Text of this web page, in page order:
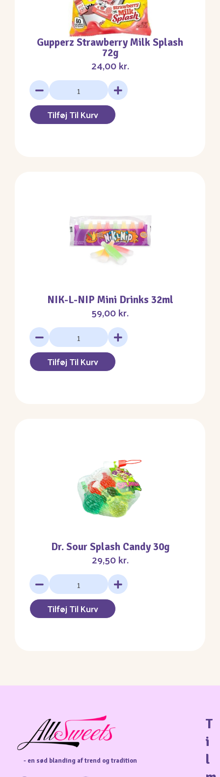
Gupperz Strawberry Milk Splash
72g
24,00kr.
Tilføj Til Kurv
NIK-L-NIP Mini Drinks 32ml
59,00kr.
Tilføj Til Kurv
Dr. Sour Splash Candy 30g
29,50kr.
Tilføj Til Kurv
- en sød blanding af trend og tradition
T
i
l